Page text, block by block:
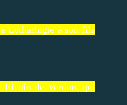
Lotharingie à son fils
de Verdun, qui